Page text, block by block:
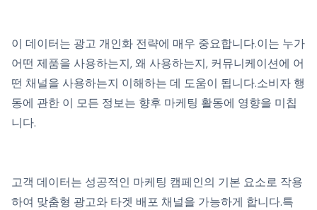
이 데이터는 광고 개인화 전략에 매우 중요합니다.이는 누가
어떤 제품을 사용하는지, 왜 사용하는지, 커뮤니케이션에 어
떤 채널을 사용하는지 이해하는 데 도움이 됩니다.소비자 행
동에 관한 이 모든 정보는 향후 마케팅 활동에 영향을 미칩
니다.
고객 데이터는 성공적인 마케팅 캠페인의 기본 요소로 작용
하여 맞춤형 광고와 타겟 배포 채널을 가능하게 합니다.특